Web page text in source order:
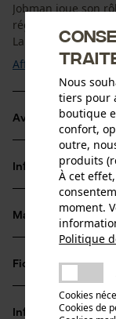
Jobman joue son
réglable à volonté
La ceinture
Afficher plus
Avantages du
Taille unique,
Boucle
Ceinture
partir d'un
Informations sur
Détails du
Type dactivité
Optimiser
Matériau &
Type de matériau
Fiches techniques
Fiche de
Informations
Nous
tiers pour
boutique
confort,
outre,
produits
À cet
moment.
Politique
Cookies
Cookies de
Une
mail